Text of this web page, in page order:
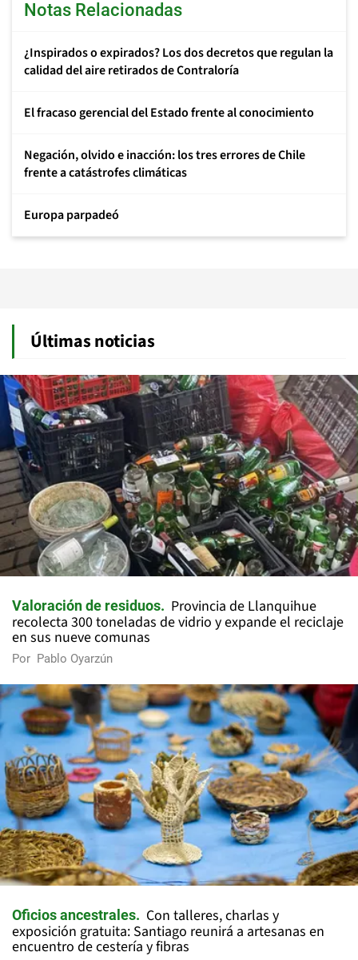
Notas Relacionadas
¿Inspirados o expirados? Los dos decretos que regulan la
calidad del aire retirados de Contraloría
El fracaso gerencial del Estado frente al conocimiento
Negación, olvido e inacción: los tres errores de Chile
frente a catástrofes climáticas
Europa parpadeó
Últimas noticias
Valoración de residuos
Provincia de Llanquihue
recolecta 300 toneladas de vidrio y expande el reciclaje
en sus nueve comunas
Por Pablo Oyarzún
Oficios ancestrales
Con talleres, charlas y
exposición gratuita: Santiago reunirá a artesanas en
encuentro de cestería y fibras